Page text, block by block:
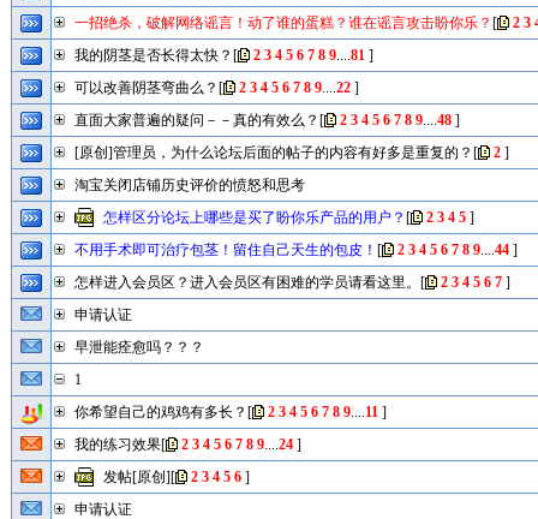
一招绝杀，破解网络谣言！动了谁的蛋糕？谁在谣言攻击盼你乐？ [ 2 3
我的阴茎是否长得太快？ [ 2 3 4 5 6 7 8 9....81]
可以改善阴茎弯曲么？ [ 2 3 4 5 6 7 8 9....22]
直面大家普遍的疑问－－真的有效么？ [ 2 3 4 5 6 7 8 9....48]
[原创]管理员，为什么论坛后面的帖子的内容有好多是重复的？ [ 2]
淘宝关闭店铺历史评价的愤怒和思考
怎样区分论坛上哪些是买了盼你乐产品的用户？ [ 2 3 4 5]
不用手术即可治疗包茎！留住自己天生的包皮！ [ 2 3 4 5 6 7 8 9....44]
怎样进入会员区？进入会员区有困难的学员请看这里。 [ 2 3 4 5 6 7]
申请认证
早泄能痊愈吗？？？
1
你希望自己的鸡鸡有多长？ [ 2 3 4 5 6 7 8 9....11]
我的练习效果[ 2 3 4 5 6 7 8 9....24]
发帖[原创][ 2 3 4 5 6]
申请认证